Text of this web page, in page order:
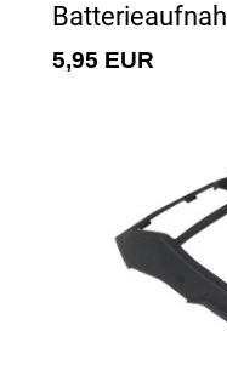
5,95 EUR